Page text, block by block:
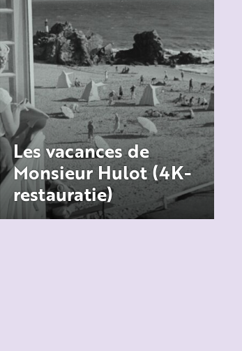
Les vacances de
Monsieur Hulot (4K-
restauratie)
Les Vacances de Monsieur